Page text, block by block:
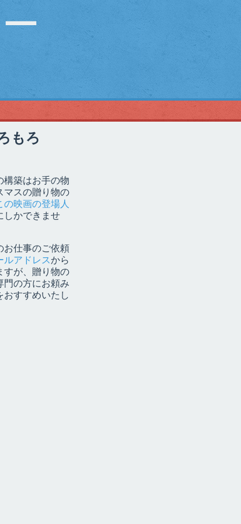
もろ
構築はお手の物
マスの贈り物の
の映画の登場人
しかできませ
お仕事のご依頼
ルアドレスから
すが、贈り物の
門の方にお頼み
おすすめいたし